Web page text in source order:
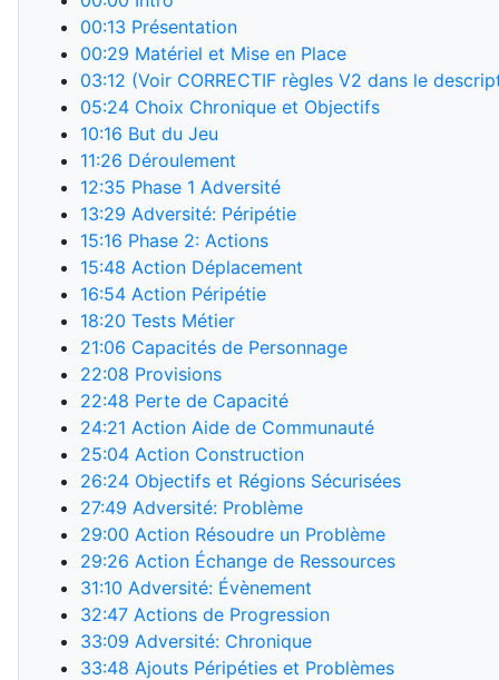
00:13 Présentation
00:29 Matériel et Mise en Place
03:12 (Voir CORRECTIF règles V2 dans le
05:24 Choix Chronique et Objectifs
10:16 But du Jeu
11:26 Déroulement
12:35 Phase 1 Adversité
13:29 Adversité: Péripétie
15:16 Phase 2: Actions
15:48 Action Déplacement
16:54 Action Péripétie
18:20 Tests Métier
21:06 Capacités de Personnage
22:08 Provisions
22:48 Perte de Capacité
24:21 Action Aide de Communauté
25:04 Action Construction
26:24 Objectifs et Régions Sécurisées
27:49 Adversité: Problème
29:00 Action Résoudre un Problème
29:26 Action Échange de Ressources
31:10 Adversité: Évènement
32:47 Actions de Progression
33:09 Adversité: Chronique
33:48 Ajouts Péripéties et Problèmes